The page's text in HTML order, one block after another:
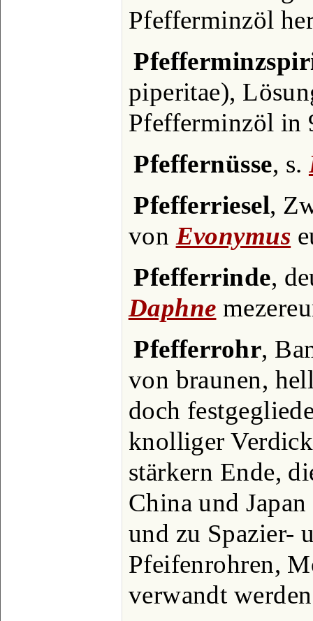
Pfefferminzöl
piperitae),
Pfefferminzöl in
Pfeffernüsse, s.
Pfefferriesel,
vonEvonymus
Pfefferrinde,
Daphne
Pfefferrohr,
von braunen,
doch
knolliger
stärkern Ende,
China und
und zu Spazier-
Pfeifenrohren,
verwandt